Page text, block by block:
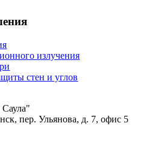
излучения
стен и углов
пер. Ульянова, д. 7, офис 5